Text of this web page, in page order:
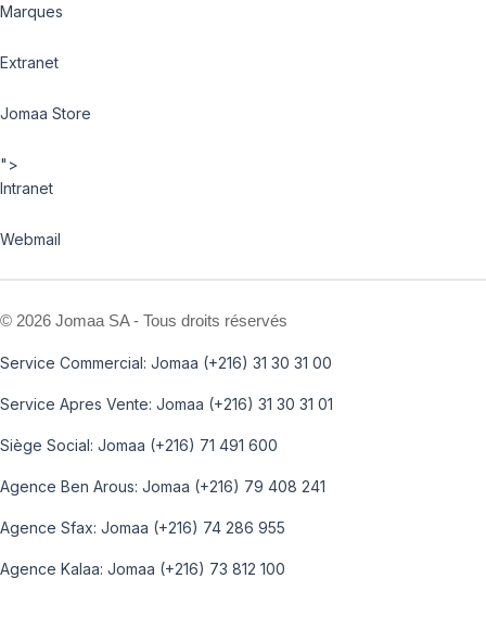
Marques
Extranet
Jomaa Store
">
Intranet
Webmail
© 2026 Jomaa SA - Tous droits réservés
Service Commercial: Jomaa (+216) 31 30 31 00
Service Apres Vente: Jomaa (+216) 31 30 31 01
Siège Social: Jomaa (+216) 71 491 600
Agence Ben Arous: Jomaa (+216) 79 408 241
Agence Sfax: Jomaa (+216) 74 286 955
Agence Kalaa: Jomaa (+216) 73 812 100